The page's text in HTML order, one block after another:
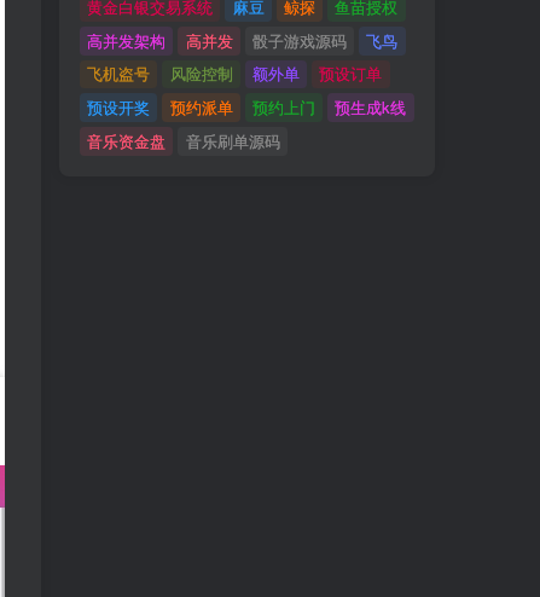
黄金白银交易系统
麻豆 鲸探
鱼苗授权
高并发架构
高并发 骰子游戏源码
飞鸟
飞机盗号
风险控制 额外单
预设订单
预设开奖
预约派单 预约上门
预生成k线
音乐资金盘
音乐刷单源码